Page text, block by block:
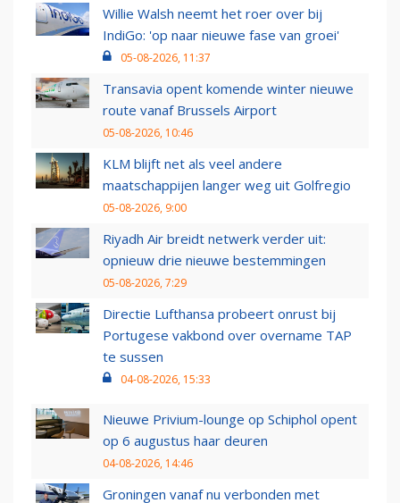
Willie Walsh neemt het roer over bij
IndiGo: 'op naar nieuwe fase van groei'
05-08-2026, 11:37
Transavia opent komende winter nieuwe
route vanaf Brussels Airport
05-08-2026, 10:46
KLM blijft net als veel andere
maatschappijen langer weg uit Golfregio
05-08-2026, 9:00
Riyadh Air breidt netwerk verder uit:
opnieuw drie nieuwe bestemmingen
05-08-2026, 7:29
Directie Lufthansa probeert onrust bij
Portugese vakbond over overname TAP
te sussen
04-08-2026, 15:33
Nieuwe Privium-lounge op Schiphol opent
op 6 augustus haar deuren
04-08-2026, 14:46
Groningen vanaf nu verbonden met